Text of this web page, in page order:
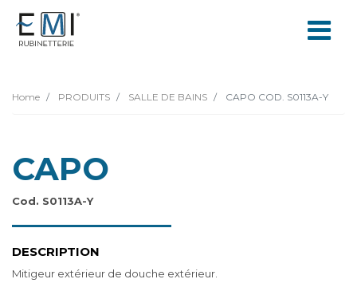
Home PRODUITS SALLE DE BAINS CAPO COD. S0113A-Y
CAPO
Cod. S0113A-Y
DESCRIPTION
Mitigeur extérieur de douche extérieur.